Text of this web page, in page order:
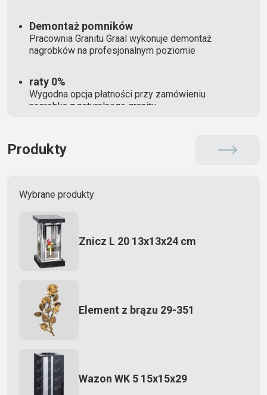
Demontaż pomników
Pracownia Granitu Graal wykonuje demontaż
nagrobków na profesjonalnym poziomie
raty 0%
Wygodna opcja płatności przy zamówieniu
nagrobka z naturalnego granitu
Produkty
Wybrane produkty
Znicz L 20 13x13x24 cm
Element z brązu 29-351
Wazon WK 5 15x15x29